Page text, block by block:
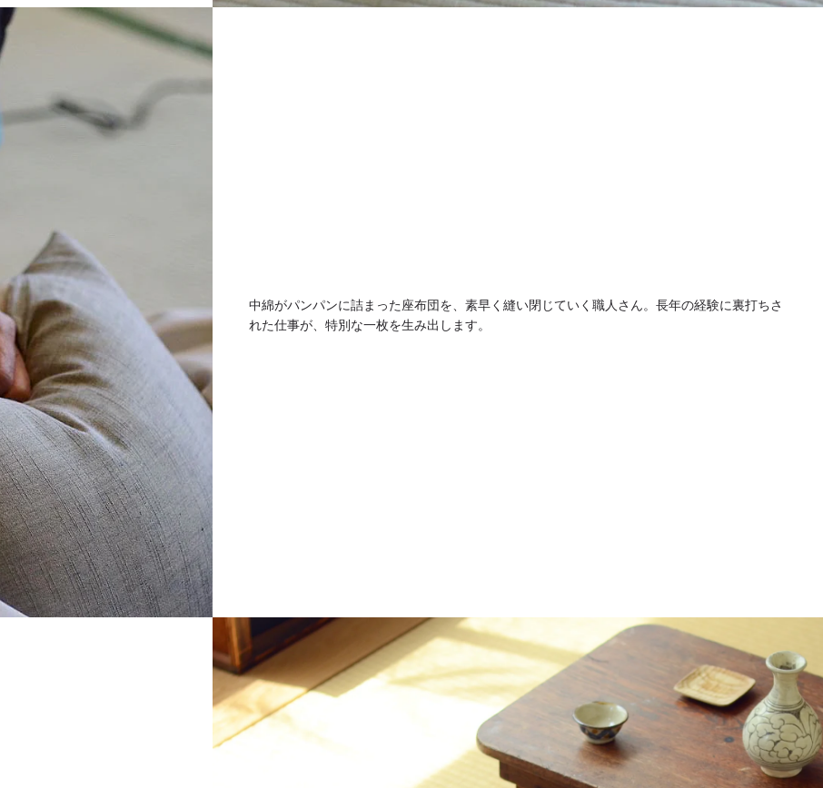
中綿がパンパンに詰まった座布団を、素早く縫い閉じていく職人さん。長年の経験に裏打ちさ
れた仕事が、特別な一枚を生み出します。